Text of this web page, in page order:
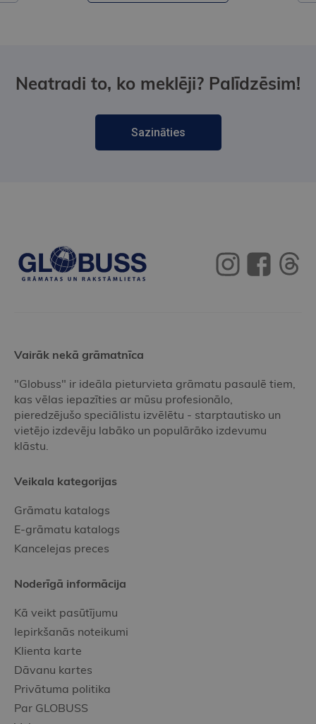
Neatradi to, ko meklēji? Palīdzēsim!
Sazināties
Vairāk nekā grāmatnīca
"Globuss" ir ideāla pieturvieta grāmatu pasaulē tiem,
kas vēlas iepazīties ar mūsu profesionālo,
pieredzējušo speciālistu izvēlētu - starptautisko un
vietējo izdevēju labāko un populārāko izdevumu
klāstu.
Veikala kategorijas
Grāmatu katalogs
E-grāmatu katalogs
Kancelejas preces
Noderīgā informācija
Kā veikt pasūtījumu
Iepirkšanās noteikumi
Klienta karte
Dāvanu kartes
Privātuma politika
Par GLOBUSS